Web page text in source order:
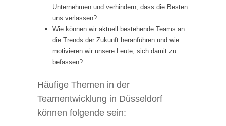
Unternehmen und verhindern, dass die Besten
uns verlassen?
Wie können wir aktuell bestehende Teams an
die Trends der Zukunft heranführen und wie
motivieren wir unsere Leute, sich damit zu
befassen?
Häufige Themen in der
Teamentwicklung in Düsseldorf
können folgende sein: